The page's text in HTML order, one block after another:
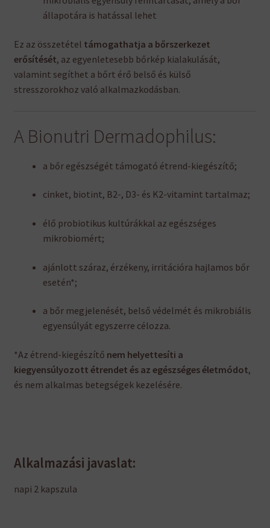
állapotára is hatással lehet
Ez az összetétel támogathatja a bőrszerkezet
erősítését, az egyenletesebb bőrkép kialakulását,
valamint segíthet a bőrt érő belső és külső
stresszorokhoz való alkalmazkodásban.
A Bionutri Dermadophilus:
a bőr egészségét támogató étrend-kiegészítő;
cinket, biotint, B2-, D3- és K2-vitamint tartalmaz;
élő probiotikus kultúrákkal az egészséges
mikrobiomért;
ajánlott száraz, érzékeny, irritációra hajlamos bőr
esetén*;
a bőr megjelenését, belső védelmét és mikrobiális
egyensúlyát egyszerre célozza.
*Az étrend-kiegészítő nem helyettesíti a
kiegyensúlyozott étrendet és az egészséges életmódot,
és nem alkalmas betegségek kezelésére.
Alkalmazási javaslat:
napi 2 kapszula